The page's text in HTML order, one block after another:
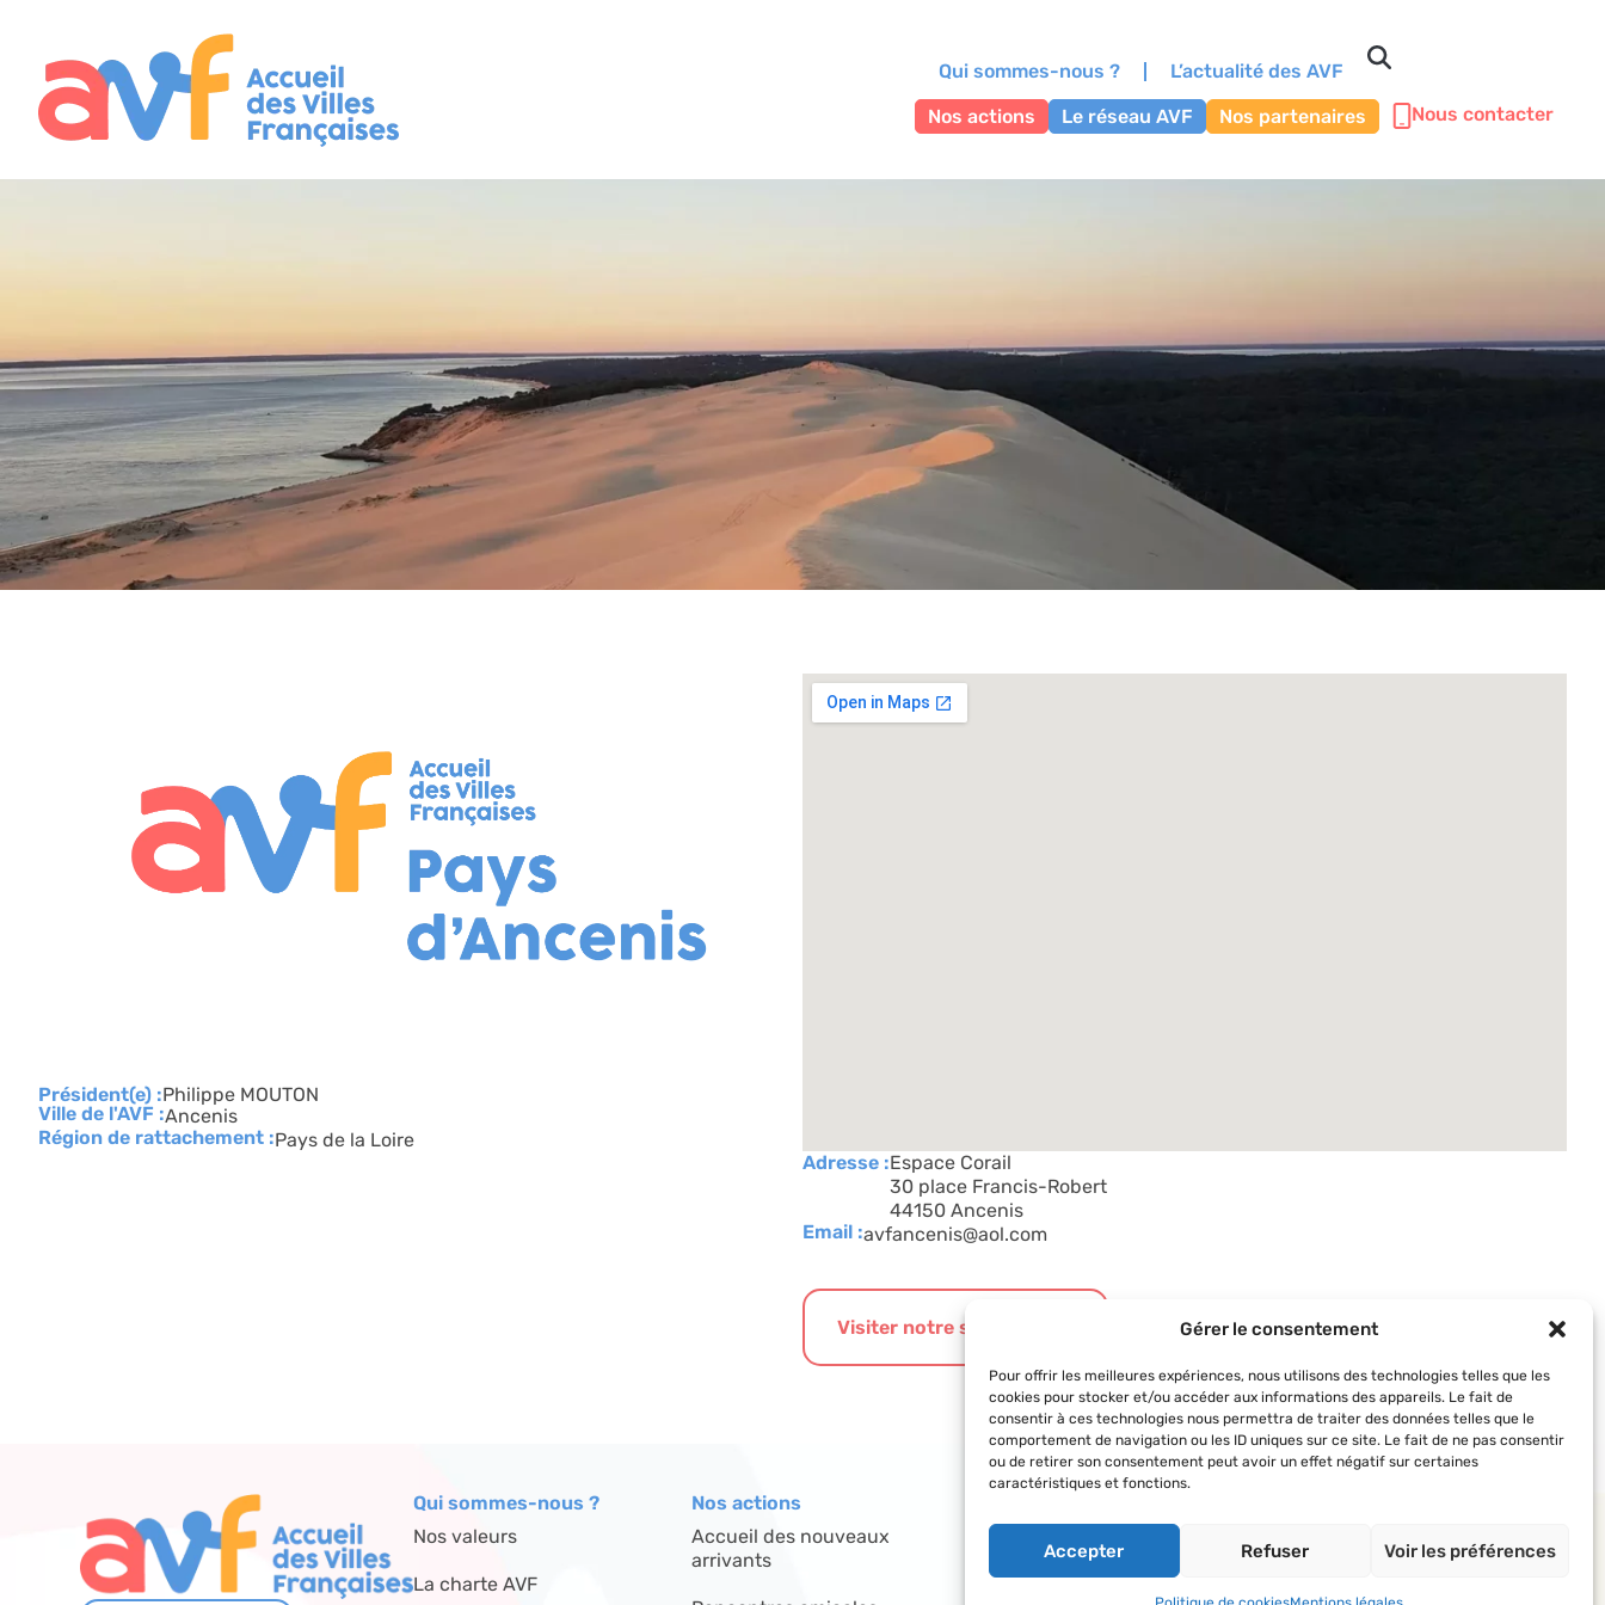
Gérer le consentement
Pour offrir les meilleures expériences, nous utilisons des technologies telles que les
cookies pour stocker et/ou accéder aux informations des appareils. Le fait de
consentir à ces technologies nous permettra de traiter des données telles que le
comportement de navigation ou les ID uniques sur ce site. Le fait de ne pas consentir
ou de retirer son consentement peut avoir un effet négatif sur certaines
caractéristiques et fonctions.
Accepter Refuser Voir les préférences
Qui sommes-nous ?
L’actualité des AVF
Nos actions
Le réseau AVF Nos partenaires Nous contacter
Président(e) :Philippe MOUTON
Ville de l'AVF :Ancenis
Région de rattachement :Pays de la Loire
Adresse :Espace Corail
30 place Francis-Robert
44150 Ancenis
Email :avfancenis@aol.com
Visiter notre site internet
Qui sommes-nous ?
Nos valeurs
La charte AVF
Nos actions
Accueil des nouveaux
arrivants
Répertoire des AVF
Découvrir l’actualité du réseau